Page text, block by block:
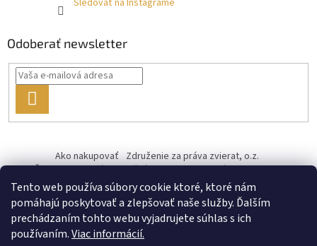
Tento web používa súbory cookie ktoré, ktoré nám
pomáhajú poskytovať a zlepšovať naše služby. Ďalším
prechádzaním tohto webu vyjadrujete súhlas s ich
používaním.Viac informácií.
Sledovať na Instagrame
Odoberať newsletter
SA
Ako nakupovať Združenie za práva zvierat, o.z.
Československý kastračný program Informácie o cookies
od ♥ vybudoval Filip Minár